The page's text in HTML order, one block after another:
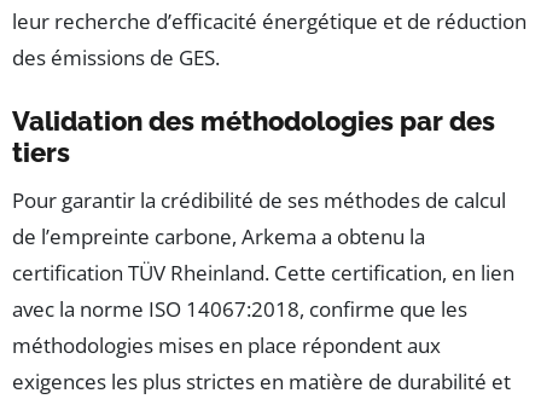
leur recherche d’efficacité énergétique et de réduction
des émissions de GES.
Validation des méthodologies par des
tiers
Pour garantir la crédibilité de ses méthodes de calcul
de l’empreinte carbone, Arkema a obtenu la
certification TÜV Rheinland. Cette certification, en lien
avec la norme ISO 14067:2018, confirme que les
méthodologies mises en place répondent aux
exigences les plus strictes en matière de durabilité et